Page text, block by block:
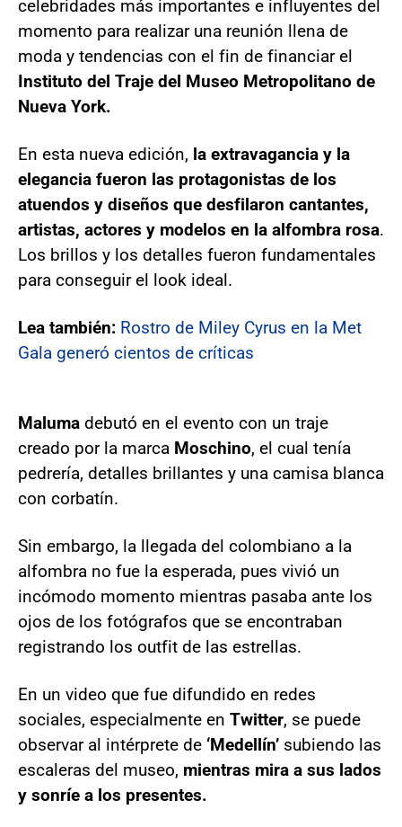
celebridades más importantes e influyentes del
momento para realizar una reunión llena de
moda y tendencias con el fin de financiar el
Instituto del Traje del Museo Metropolitano de
Nueva York.
En esta nueva edición, la extravagancia y la
elegancia fueron las protagonistas de los
atuendos y diseños que desfilaron cantantes,
artistas, actores y modelos en la alfombra rosa.
Los brillos y los detalles fueron fundamentales
para conseguir el look ideal.
Lea también: Rostro de Miley Cyrus en la Met
Gala generó cientos de críticas
Maluma debutó en el evento con un traje
creado por la marca Moschino, el cual tenía
pedrería, detalles brillantes y una camisa blanca
con corbatín.
Sin embargo, la llegada del colombiano a la
alfombra no fue la esperada, pues vivió un
incómodo momento mientras pasaba ante los
ojos de los fotógrafos que se encontraban
registrando los outfit de las estrellas.
En un video que fue difundido en redes
sociales, especialmente en Twitter, se puede
observar al intérprete de ‘Medellín’ subiendo las
escaleras del museo, mientras mira a sus lados
y sonríe a los presentes.